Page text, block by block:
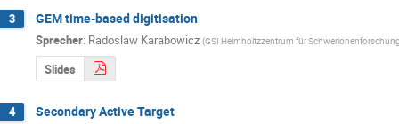
3 GEM time-based digitisation
Sprecher: Radoslaw Karabowicz (GSI Helmholtzzentrum für
Slides
4 Secondary Active Target